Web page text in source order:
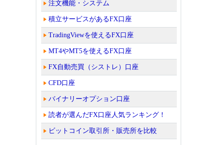
注文機能・システム
積立サービスがあるFX口座
TradingViewを使えるFX口座
MT4やMT5を使えるFX口座
FX自動売買（シストレ）口座
CFD口座
バイナリーオプション口座
読者が選んだFX口座人気ランキング！
ビットコイン取引所・販売所を比較